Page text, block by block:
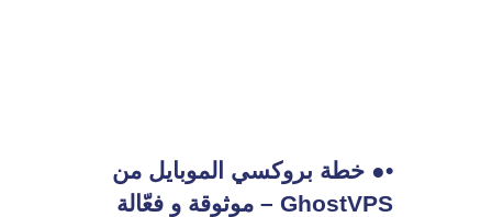
•● خطة بروكسي الموبايل من
GhostVPS – موثوقة و فعّالة